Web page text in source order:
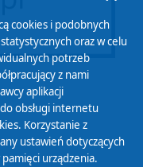
cookies i podobnych
oraz w celu
potrzeb
z nami
aplikacji
obsługi internetu
Korzystanie z
ustawień dotyczących
urządzenia.